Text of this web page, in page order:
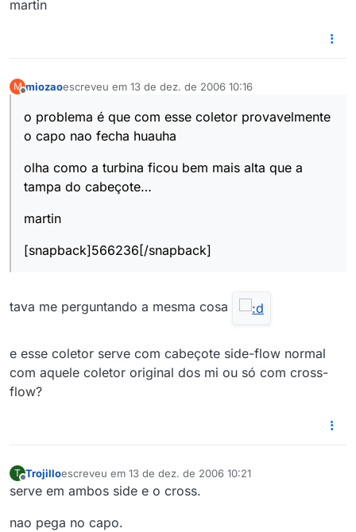
martin
M miozaoescreveu em 13 de dez. de 2006 10:16
última edição por
o problema é que com esse coletor provavelmente
o capo nao fecha huauha
olha como a turbina ficou bem mais alta que a
tampa do cabeçote…
martin
[snapback]566236[/snapback]
tava me perguntando a mesma cosa
e esse coletor serve com cabeçote side-flow normal
com aquele coletor original dos mi ou só com cross-
flow?
T Trojilloescreveu em 13 de dez. de 2006 10:21
última edição por
serve em ambos side e o cross.
nao pega no capo.